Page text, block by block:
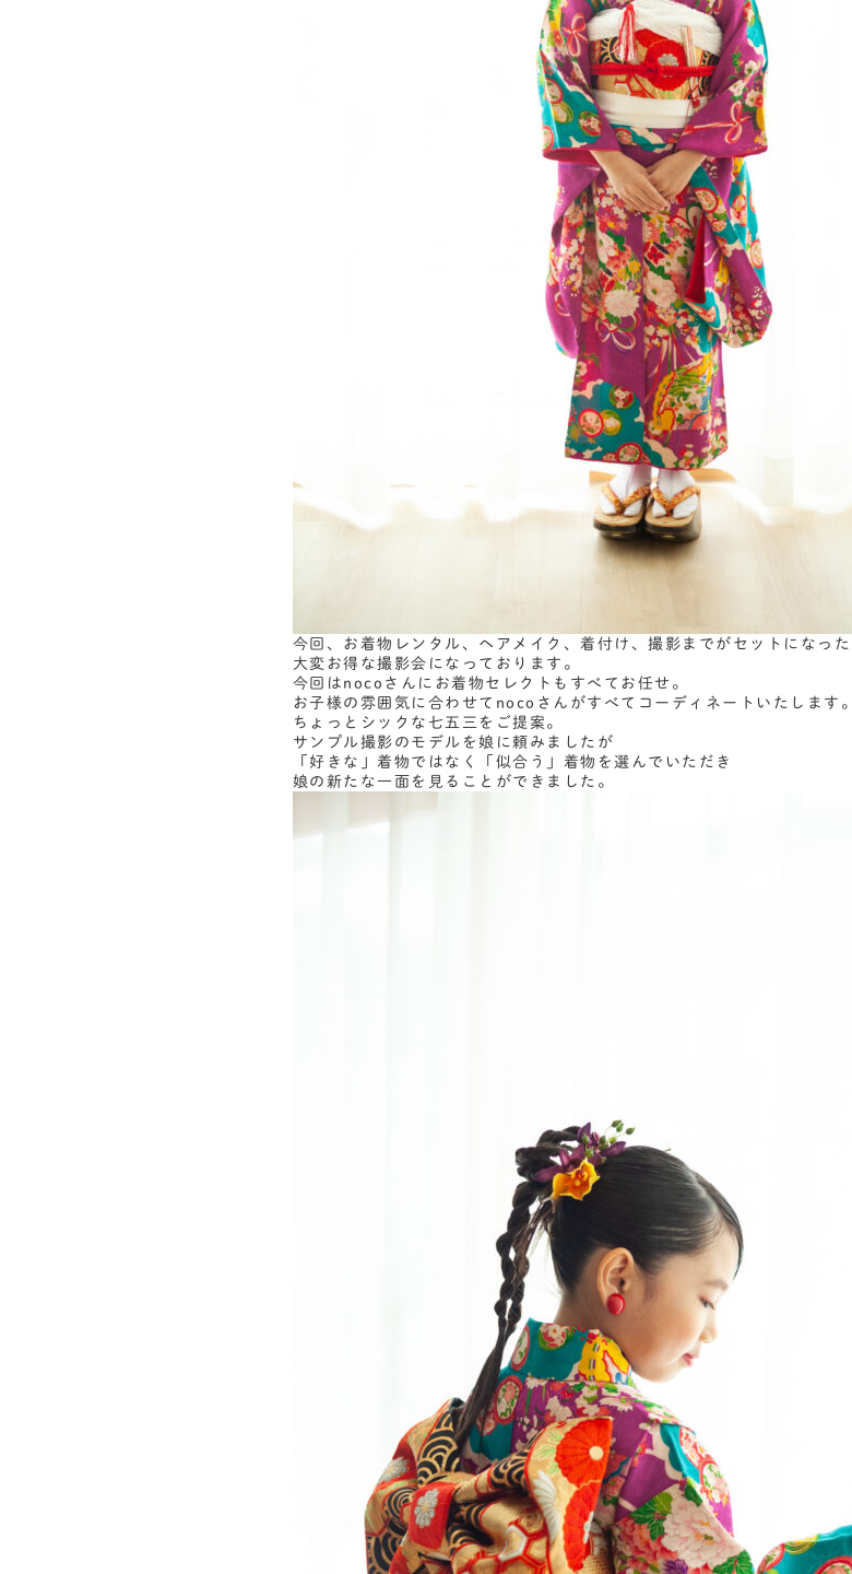
今回、お着物レンタル、ヘアメイク、着付け、撮影までがセットになった
大変お得な撮影会になっております。
今回はnocoさんにお着物セレクトもすべてお任せ。
お子様の雰囲気に合わせてnocoさんがすべてコーディネートいたします。
ちょっとシックな七五三をご提案。
サンプル撮影のモデルを娘に頼みましたが
「好きな」着物ではなく「似合う」着物を選んでいただき
娘の新たな一面を見ることができました。